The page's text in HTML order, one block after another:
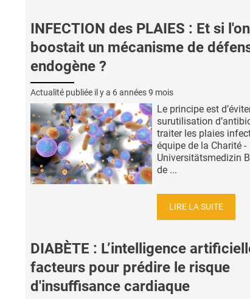
INFECTION des PLAIES : Et si l'on
boostait un mécanisme de
endogène ?
Actualité publiée il y a 6 années 9 mois
Le principe est
surutilisation
traiter les plaies
équipe de la Charité -
Universitätsmedizin
de ...
LIRE LA SUITE
DIABÈTE : L’intelligence
facteurs pour prédire le risque
d'insuffisance cardiaque